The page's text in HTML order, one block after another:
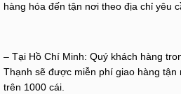
hàng hóa đến tận nơi theo địa chỉ yêu
– Tại Hồ Chí Minh: Quý khách hàng
Thạnh sẽ được miễn phí giao hàng
trên 1000 cái.